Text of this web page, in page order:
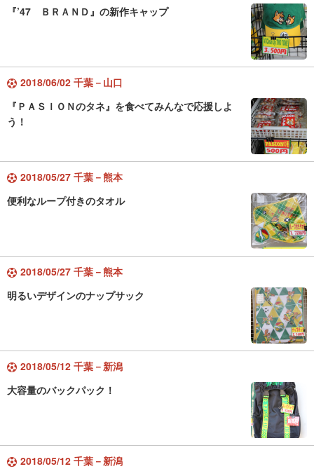
『’47 ＢＲＡＮＤ』の新作キャップ
2018/06/02 千葉－山口
『ＰＡＳＩＯＮのタネ』を食べてみんなで応援しよ
う！
2018/05/27 千葉－熊本
便利なループ付きのタオル
2018/05/27 千葉－熊本
明るいデザインのナップサック
2018/05/12 千葉－新潟
大容量のバックパック！
2018/05/12 千葉－新潟